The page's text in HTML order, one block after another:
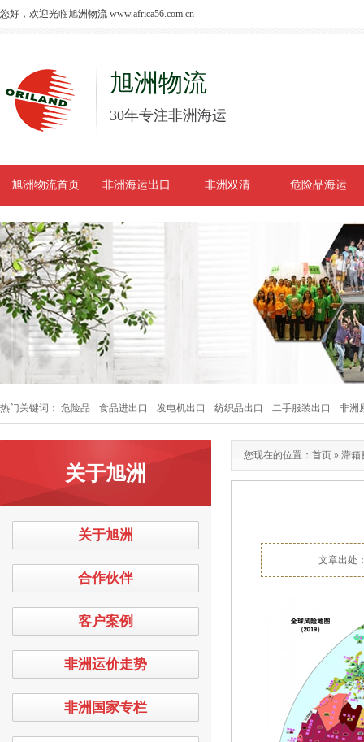
您好，欢迎光临旭洲物流 www.africa56.com.cn
旭洲物流
30年专注非洲海运
旭洲物流首页 非洲海运出口 非洲双清 危险品海运
热门关键词： 危险品 食品进出口 发电机出口 纺织品出口 二手服装出口 非洲
关于旭洲
关于旭洲
合作伙伴
客户案例
非洲运价走势
非洲国家专栏
您现在的位置： 首页 » 滞箱
文章出处